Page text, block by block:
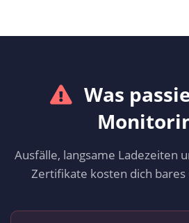
Was
Ausfälle, langsame Ladezeiten
Zertifikate kosten dich bares